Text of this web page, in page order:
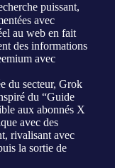
puissant,
avec
au web en fait
des informations
avec
du secteur, Grok
du “Guide
aux abonnés X
avec des
rivalisant avec
la sortie de